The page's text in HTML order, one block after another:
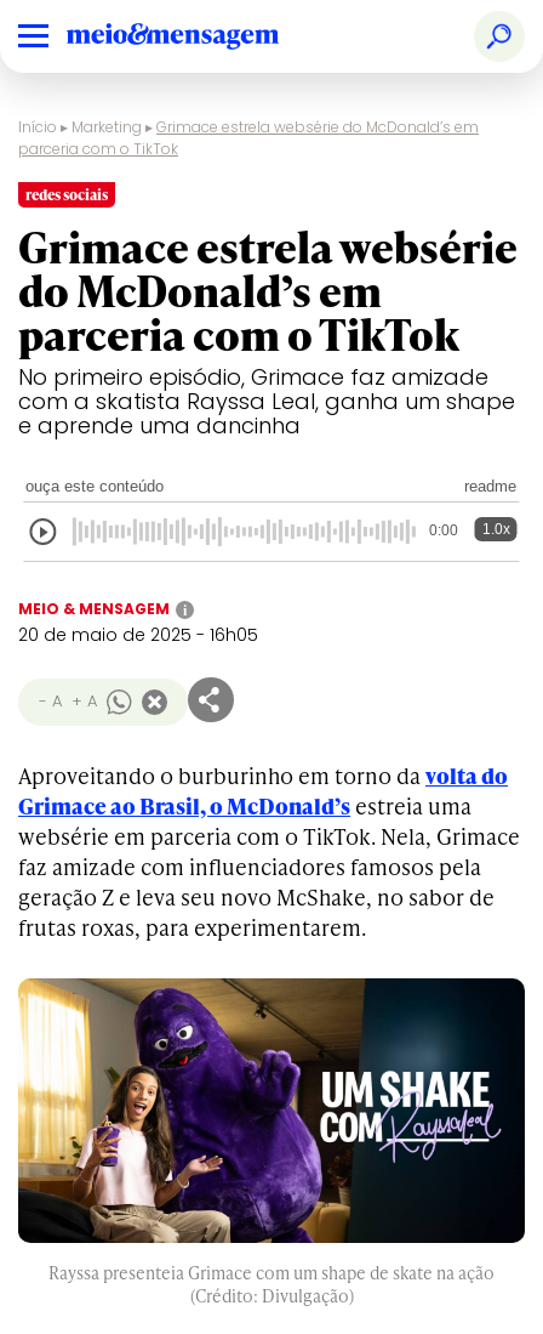
Início ▸ Marketing ▸Grimace estrela websérie do McDonald’s em
parceria com o TikTok
redes sociais
Grimace estrela websérie
do McDonald’s em
parceria com o TikTok
No primeiro episódio, Grimace faz amizade
com a skatista Rayssa Leal, ganha um shape
e aprende uma dancinha
ouça este conteúdo readme
0:00 1.0x
MEIO & MENSAGEM i
20 de maio de 2025 - 16h05
- A + A
Aproveitando o burburinho em torno davolta do
Grimace ao Brasil, o McDonald’s estreia uma
websérie em parceria com o TikTok. Nela, Grimace
faz amizade com influenciadores famosos pela
geração Z e leva seu novo McShake, no sabor de
frutas roxas, para experimentarem.
Rayssa presenteia Grimace com um shape de skate na ação
(Crédito: Divulgação)